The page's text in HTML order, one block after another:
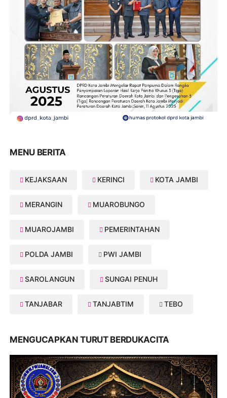
MENU BERITA
KEJAKSAAN KERINCI KOTA JAMBI
MERANGIN MUAROBUNGO
MUAROJAMBI PEMERINTAHAN
POLDA JAMBI PWI JAMBI
SAROLANGUN SUNGAI PENUH
TANJABAR TANJABTIM TEBO
MENGUCAPKAN TURUT BERDUKACITA